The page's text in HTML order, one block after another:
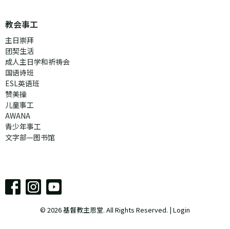
教会事工
主日崇拜
团契生活
成人主日学和祈祷会
国语诗班
ESL英语班
赞美操
儿童事工
AWANA
青少年事工
文字部—图书馆
© 2026 基督教主恩堂. All Rights Reserved. | Login